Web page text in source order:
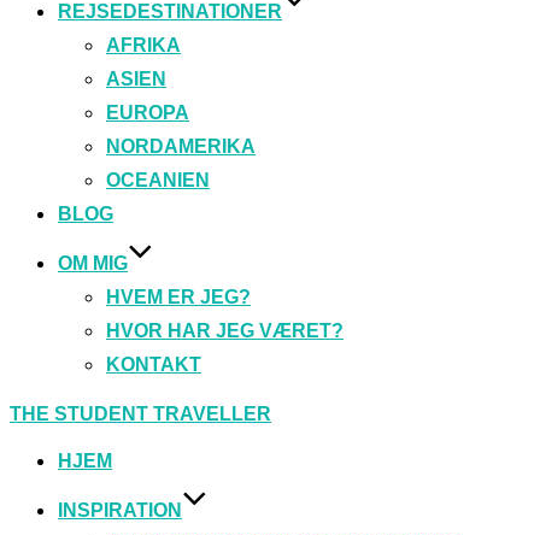
REJSEDESTINATIONER
AFRIKA
ASIEN
EUROPA
NORDAMERIKA
OCEANIEN
BLOG
OM MIG
HVEM ER JEG?
HVOR HAR JEG VÆRET?
KONTAKT
Videre
indhold
THE STUDENT TRAVELLER
HJEM
INSPIRATION